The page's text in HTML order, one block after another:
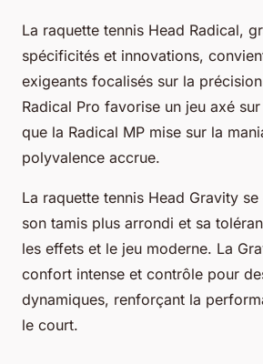
La raquette tennis Head Radical,
spécificités et innovations,
exigeants focalisés sur la
Radical Pro favorise un jeu axé
que la Radical MP mise sur la
polyvalence accrue.
La raquette tennis Head Gravity
son tamis plus arrondi et sa
les effets et le jeu moderne. La
confort intense et contrôle pour
dynamiques, renforçant la
le court.